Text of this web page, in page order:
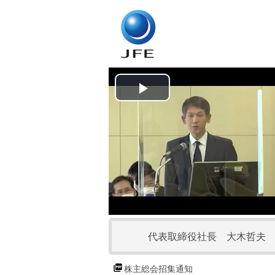
P
l
a
y
V
d
代表取締役社長 大木哲夫
株主総会招集通知